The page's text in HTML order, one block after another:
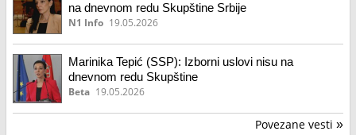
na dnevnom redu Skupštine Srbije
N1 Info 19.05.2026
Marinika Tepić (SSP): Izborni uslovi nisu na
dnevnom redu Skupštine
Beta 19.05.2026
Povezane vesti »